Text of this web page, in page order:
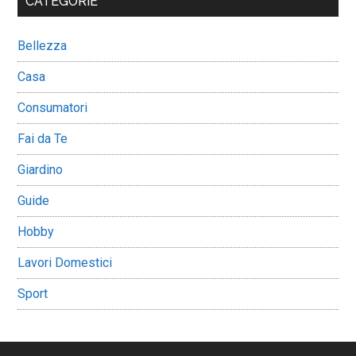
Bellezza
Casa
Consumatori
Fai da Te
Giardino
Guide
Hobby
Lavori Domestici
Sport